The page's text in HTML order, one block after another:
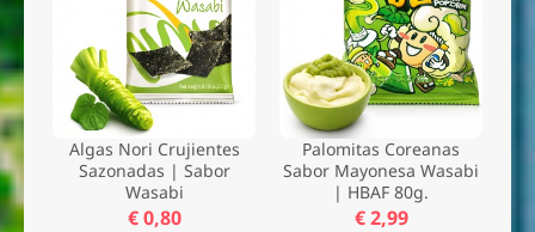
Algas Nori Crujientes
Sazonadas | Sabor
Wasabi
€ 0,80
Palomitas Coreanas
Sabor Mayonesa Wasabi
| HBAF 80g.
€ 2,99